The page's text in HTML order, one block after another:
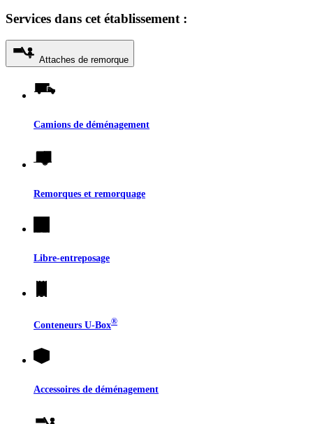
Services dans cet établissement :
Attaches de remorque
Camions de déménagement
Remorques et remorquage
Libre-entreposage
Conteneurs U-Box®
Accessoires de déménagement